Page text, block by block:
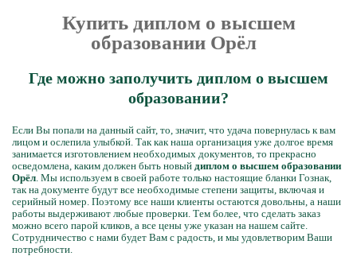
Купить диплом о высшем
образовании Орёл
Где можно заполучить диплом о высшем
образовании?
Если Вы попали на данный сайт, то, значит, что удача повернулась к вам
лицом и ослепила улыбкой. Так как наша организация уже долгое время
занимается изготовлением необходимых документов, то прекрасно
осведомлена, каким должен быть новый диплом о высшем образовании
Орёл. Мы используем в своей работе только настоящие бланки Гознак,
так на документе будут все необходимые степени защиты, включая и
серийный номер. Поэтому все наши клиенты остаются довольны, а наши
работы выдерживают любые проверки. Тем более, что сделать заказ
можно всего парой кликов, а все цены уже указан на нашем сайте.
Сотрудничество с нами будет Вам с радость, и мы удовлетворим Ваши
потребности.